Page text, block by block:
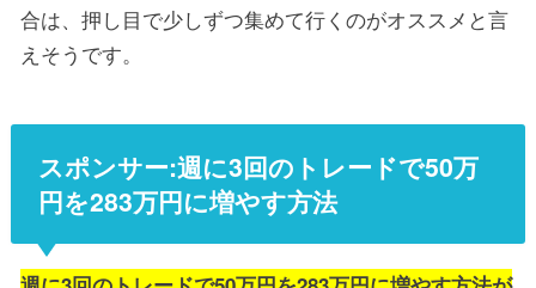
合は、押し目で少しずつ集めて行くのがオススメと言
えそうです。
スポンサー:週に3回のトレードで50万
円を283万円に増やす方法